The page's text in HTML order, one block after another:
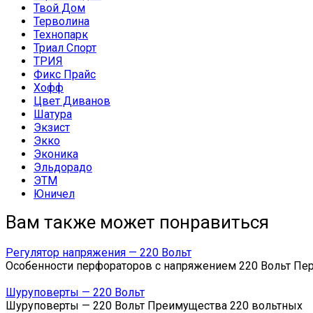
Твой Дом
Терволина
Технопарк
Триал Спорт
ТРИЯ
Фикс Прайс
Хофф
Цвет Диванов
Шатура
Экзист
Экко
Эконика
Эльдорадо
ЭТМ
Юничел
Вам также может понравиться
Регулятор напряжения — 220 Вольт
Особенности перфораторов с напряжением 220 Вольт
Шуруповерты — 220 Вольт
Шуруповерты — 220 Вольт Преимущества 220 вольтных